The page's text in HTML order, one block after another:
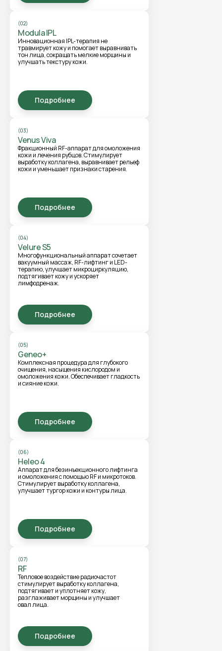
(02)
Modula IPL
Инновационная IPL-терапия не
травмирует кожу и помогает выравнивать
тон лица, сокращать мелкие морщины и
улучшать текстуру кожи.
Подробнее
(03)
Venus Viva
Фракционный RF-аппарат для омоложения
кожи и лечения рубцов. Стимулирует
выработку коллагена, выравнивает рельеф
кожи и уменьшает признаки старения.
Подробнее
(04)
Velure S5
Многофункциональный аппарат сочетает
вакуумный массаж, RF-лифтинг и LED-
терапию, улучшает микроциркуляцию,
подтягивает кожу и ускоряет
лимфодренаж.
Подробнее
(05)
Geneo+
Комплексная процедура для глубокого
очищения, насыщения кислородом и
омоложения кожи. Обеспечивает гладкость
и сияние кожи.
Подробнее
(06)
Heleo 4
Аппарат для безинъекционного лифтинга
и омоложения с помощью RF и микротоков.
Стимулирует выработку коллагена,
улучшает тургор кожи и контуры лица.
Подробнее
(07)
RF
Тепловое воздействие радиочастот
стимулирует выработку коллагена,
подтягивает и уплотняет кожу,
разглаживает морщины и улучшает
овал лица.
Подробнее